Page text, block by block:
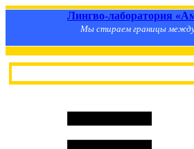
Лингво-лаборатория
Мы стираем границы